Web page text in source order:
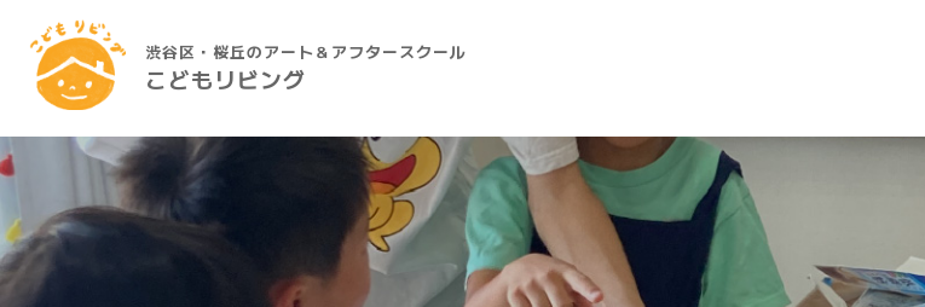
渋谷区・桜丘のアート＆アフタースクール
こどもリビング